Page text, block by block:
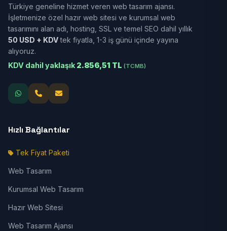
Türkiye geneline hizmet veren web tasarım ajansı.
İşletmenize özel hazır web sitesi ve kurumsal web
tasarımını alan adı, hosting, SSL ve temel SEO dahil yıllık
50 USD + KDVtek fiyatla, 1-3 iş günü içinde yayına
alıyoruz.
KDV dahil yaklaşık 2.856,51 TL (TCMB)
Hızlı Bağlantılar
Tek Fiyat Paketi
Web Tasarım
Kurumsal Web Tasarım
Hazır Web Sitesi
Web Tasarım Ajansı